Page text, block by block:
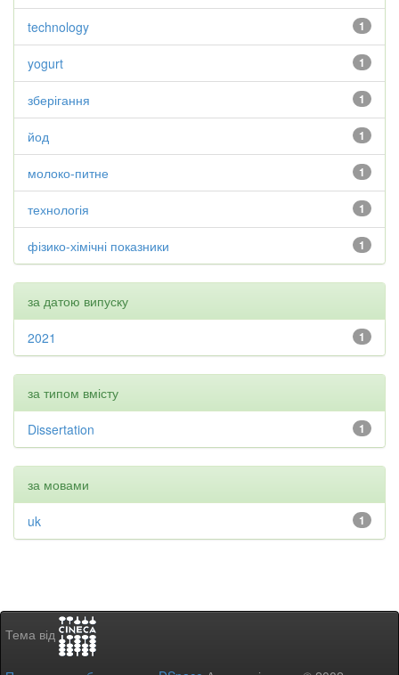
1
technology
1
yogurt
1
зберігання
1
йод
1
молоко-питне
1
технологія
1
фізико-хімічні показники
за датою випуску
1
2021
за типом вмісту
1
Dissertation
за мовами
1
uk
Тема від